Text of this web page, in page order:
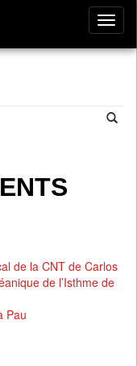
de la CNT de Carlos
de l’Isthme de
Pau